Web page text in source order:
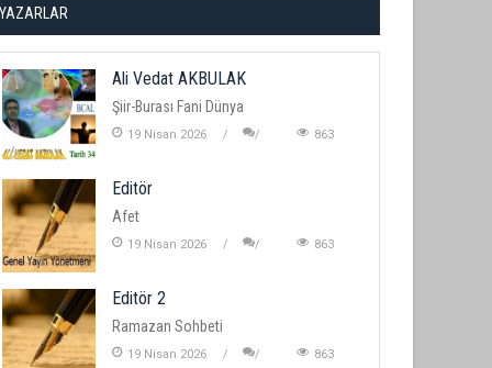
YAZARLAR
Ali Vedat AKBULAK
Şiir-Burası Fani Dünya
19 Nisan 2026 863
Editör
Afet
19 Nisan 2026 863
Editör 2
Ramazan Sohbeti
19 Nisan 2026 863